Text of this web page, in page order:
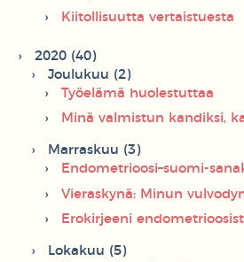
Kiitollisuutta vertaistuesta
2020 (40)
Joulukuu (2)
Työelämä huolestuttaa
Minä valmistun kandiksi,
Marraskuu (3)
Endometrioosi–suomi-
Vieraskynä: Minun
Erokirjeeni
Lokakuu (5)